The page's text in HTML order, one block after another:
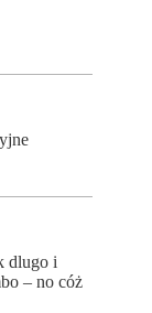
dlugo i
– no cóż